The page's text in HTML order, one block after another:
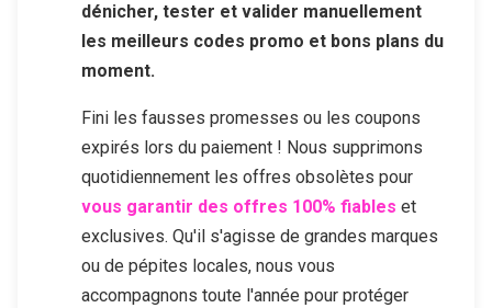
dénicher, tester et valider manuellement
les meilleurs codes promo et bons plans du
moment.
Fini les fausses promesses ou les coupons
expirés lors du paiement ! Nous supprimons
quotidiennement les offres obsolètes pour
vous garantir des offres 100% fiables et
exclusives. Qu'il s'agisse de grandes marques
ou de pépites locales, nous vous
accompagnons toute l'année pour protéger